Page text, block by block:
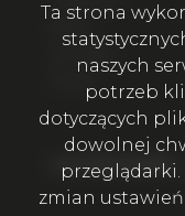
Kontakt
social.media
Ta strona
naszych
potrzeb
dotyczących
dowolnej
zmian ustawień